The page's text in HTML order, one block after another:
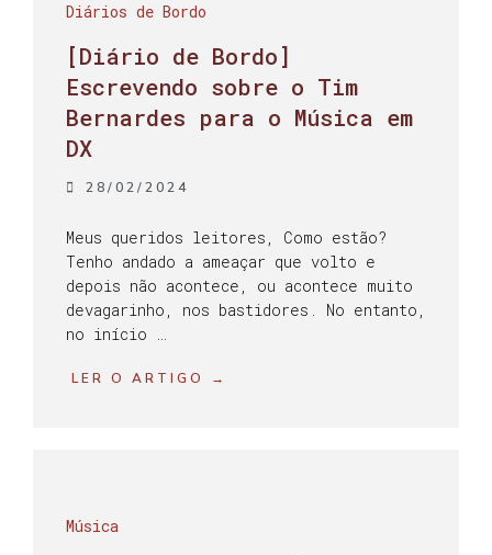
Diários de Bordo
[Diário de Bordo]
Escrevendo sobre o Tim
Bernardes para o Música em
DX
28/02/2024
Meus queridos leitores, Como estão?
Tenho andado a ameaçar que volto e
depois não acontece, ou acontece muito
devagarinho, nos bastidores. No entanto,
no início …
LER O ARTIGO →
Música